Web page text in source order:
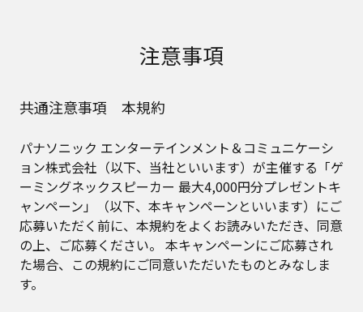
注意事項
共通注意事項 本規約
パナソニック エンターテインメント＆コミュニケーシ
ョン株式会社（以下、当社といいます）が主催する「ゲ
ーミングネックスピーカー 最大4,000円分プレゼントキ
ャンペーン」（以下、本キャンペーンといいます）にご
応募いただく前に、本規約をよくお読みいただき、同意
の上、ご応募ください。 本キャンペーンにご応募され
た場合、この規約にご同意いただいたものとみなしま
す。